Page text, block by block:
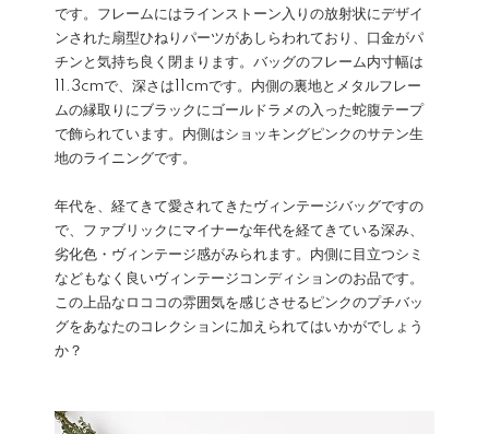
です。フレームにはラインストーン入りの放射状にデザイ
ンされた扇型ひねりパーツがあしらわれており、口金がパ
チンと気持ち良く閉まります。バッグのフレーム内寸幅は
11.3cmで、深さは11cmです。内側の裏地とメタルフレー
ムの縁取りにブラックにゴールドラメの入った蛇腹テープ
で飾られています。内側はショッキングピンクのサテン生
地のライニングです。
年代を、経てきて愛されてきたヴィンテージバッグですの
で、ファブリックにマイナーな年代を経てきている深み、
劣化色・ヴィンテージ感がみられます。内側に目立つシミ
などもなく良いヴィンテージコンディションのお品です。
この上品なロココの雰囲気を感じさせるピンクのプチバッ
グをあなたのコレクションに加えられてはいかがでしょう
か？